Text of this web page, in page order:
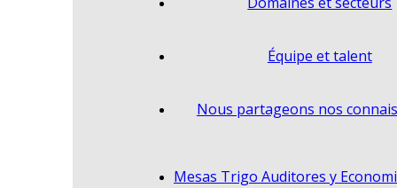
Équipe et talent
Nous partageons nos
Mesas Trigo Auditores y